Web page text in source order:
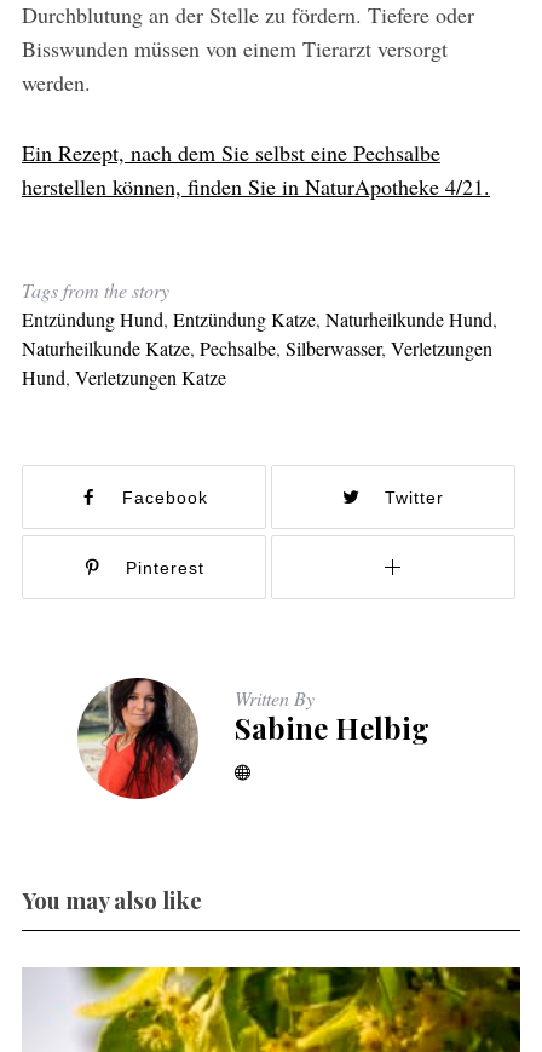
Durchblutung an der Stelle zu fördern. Tiefere oder
Bisswunden müssen von einem Tierarzt versorgt
werden.
Ein Rezept, nach dem Sie selbst eine Pechsalbe
herstellen können, finden Sie in NaturApotheke 4/21.
Tags from the story
Entzündung Hund, Entzündung Katze, Naturheilkunde Hund,
Naturheilkunde Katze, Pechsalbe, Silberwasser, Verletzungen
Hund, Verletzungen Katze
Facebook Twitter
Pinterest
Written By
Sabine Helbig
You may also like